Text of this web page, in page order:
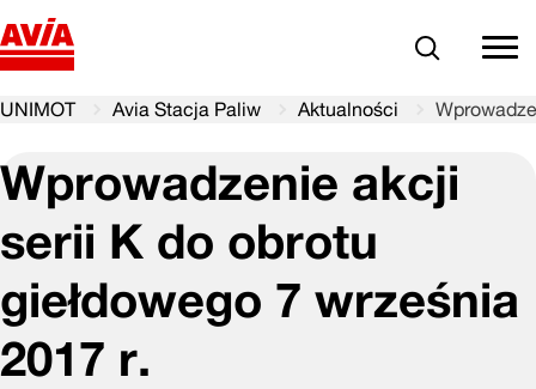
Szukaj
UNIMOT Avia Stacja Paliw Aktualności
Wprowadzenie akcji
serii K do obrotu
giełdowego 7 września
2017 r.